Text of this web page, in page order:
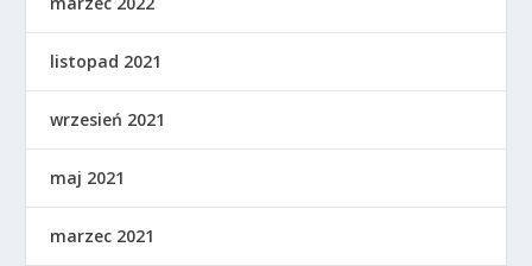
listopad 2021
wrzesień 2021
maj 2021
marzec 2021